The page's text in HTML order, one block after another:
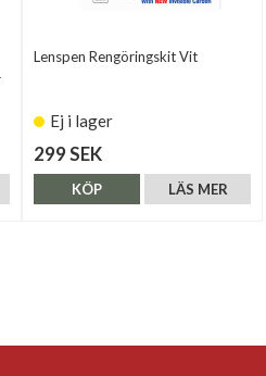
Lenspen Rengöringskit Vit
Ej i lager
299 SEK
LÄS MER
KÖP